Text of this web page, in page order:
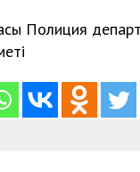
Полиция